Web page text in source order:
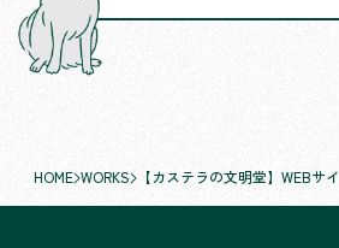
HOME WORKS 【カステラの文明堂】WEBサ